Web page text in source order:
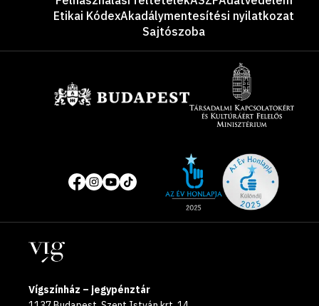
Etikai KódexAkadálymentesítési nyilatkozat
Sajtószoba
Közösségi
média
oldalak
of
year
Helyszínek
Vígszínház – jegypénztár